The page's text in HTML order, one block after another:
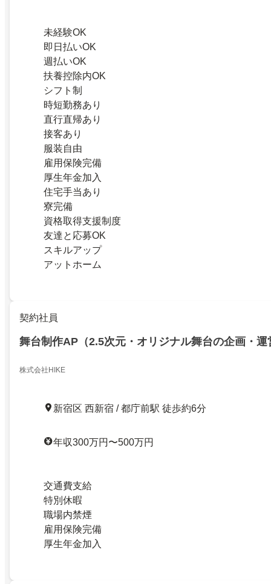
未経験OK
即日払いOK
週払いOK
扶養控除内OK
シフト制
時短勤務あり
直行直帰あり
接客あり
服装自由
雇用保険完備
厚生年金加入
住宅手当あり
寮完備
資格取得支援制度
友達と応募OK
スキルアップ
アットホーム
契約社員
舞台制作AP（2.5次元・オリジナル舞台の企画・運
株式会社HIKE
新宿区 西新宿 / 都庁前駅 徒歩約6分
年収300万円〜500万円
交通費支給
特別休暇
職場内禁煙
雇用保険完備
厚生年金加入